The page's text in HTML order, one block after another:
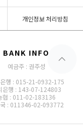
개인정보 처리방침
BANK INFO
예금주 : 권주성
행 : 015-21-0932-175
은행 : 143-07-124803
협 : 011-02-183136
: 011346-02-093772